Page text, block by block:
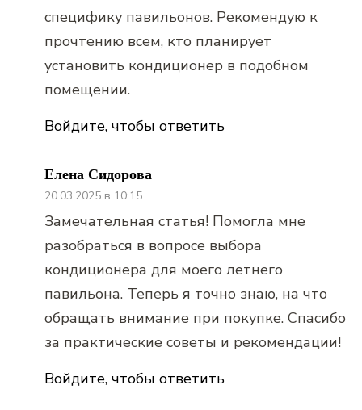
Войдите, чтобы ответить
специфику павильонов. Рекомендую к
прочтению всем, кто планирует
установить кондиционер в подобном
помещении.
Елена Сидорова
20.03.2025 в 10:15
Войдите, чтобы ответить
Замечательная статья! Помогла мне
разобраться в вопросе выбора
кондиционера для моего летнего
павильона. Теперь я точно знаю, на что
обращать внимание при покупке. Спасибо
за практические советы и рекомендации!